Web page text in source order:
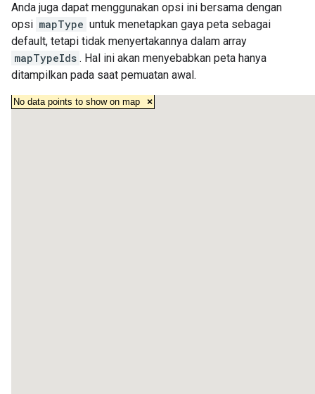
Anda juga dapat menggunakan opsi ini bersama dengan
opsi mapType untuk menetapkan gaya peta sebagai
default, tetapi tidak menyertakannya dalam array
mapTypeIds . Hal ini akan menyebabkan peta hanya
ditampilkan pada saat pemuatan awal.